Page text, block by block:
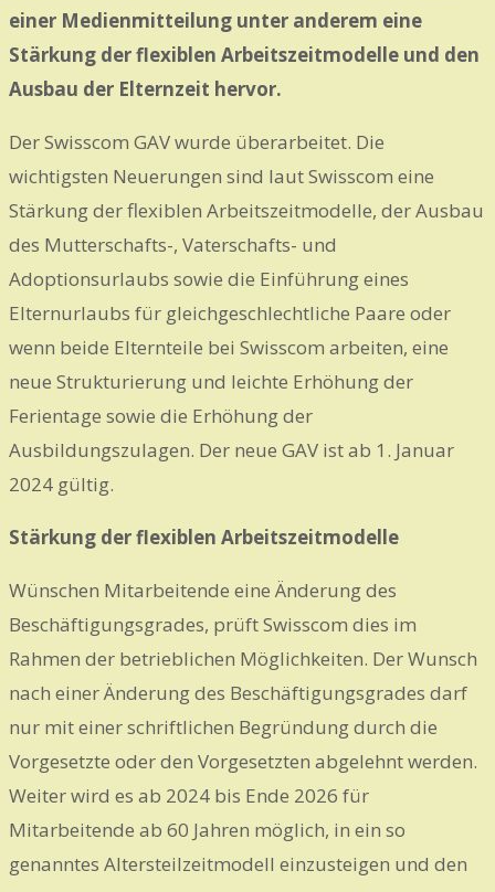
einer Medienmitteilung unter anderem eine
Stärkung der flexiblen Arbeitszeitmodelle und den
Ausbau der Elternzeit hervor.
Der Swisscom GAV wurde überarbeitet. Die
wichtigsten Neuerungen sind laut Swisscom eine
Stärkung der flexiblen Arbeitszeitmodelle, der Ausbau
des Mutterschafts-, Vaterschafts- und
Adoptionsurlaubs sowie die Einführung eines
Elternurlaubs für gleichgeschlechtliche Paare oder
wenn beide Elternteile bei Swisscom arbeiten, eine
neue Strukturierung und leichte Erhöhung der
Ferientage sowie die Erhöhung der
Ausbildungszulagen. Der neue GAV ist ab 1. Januar
2024 gültig.
Stärkung der flexiblen Arbeitszeitmodelle
Wünschen Mitarbeitende eine Änderung des
Beschäftigungsgrades, prüft Swisscom dies im
Rahmen der betrieblichen Möglichkeiten. Der Wunsch
nach einer Änderung des Beschäftigungsgrades darf
nur mit einer schriftlichen Begründung durch die
Vorgesetzte oder den Vorgesetzten abgelehnt werden.
Weiter wird es ab 2024 bis Ende 2026 für
Mitarbeitende ab 60 Jahren möglich, in ein so
genanntes Altersteilzeitmodell einzusteigen und den